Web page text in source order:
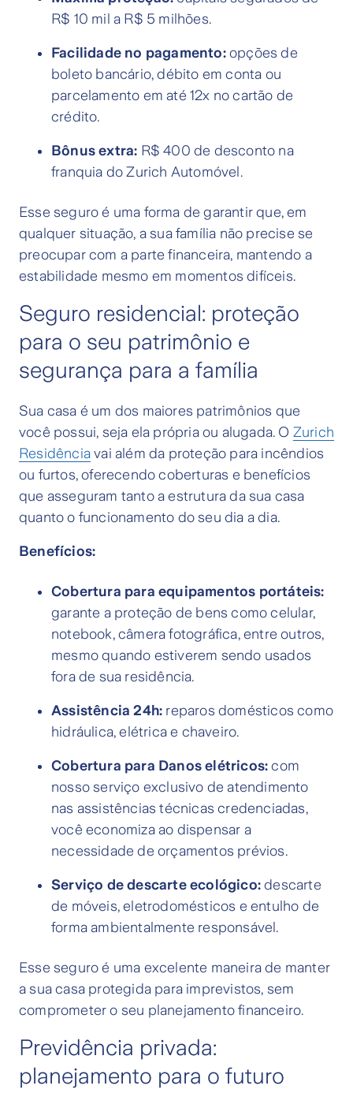
R$ 10 mil a R$ 5 milhões.
Facilidade no pagamento:opções de
boleto bancário, débito em conta ou
parcelamento em até 12x no cartão de
crédito.
Bônus extra: R$ 400 de desconto na
franquia do Zurich Automóvel.
Esse seguro é uma forma de garantir que, em
qualquer situação, a sua família não precise se
preocupar com a parte financeira, mantendo a
estabilidade mesmo em momentos difíceis.
Seguro residencial: proteção
para o seu patrimônio e
segurança para a família
Sua casa é um dos maiores patrimônios que
você possui, seja ela própria ou alugada. O Zurich
Residência vai além da proteção para incêndios
ou furtos, oferecendo coberturas e benefícios
que asseguram tanto a estrutura da sua casa
quanto o funcionamento do seu dia a dia.
Benefícios:
Cobertura para equipamentos portáteis:
garante a proteção de bens como celular,
notebook, câmera fotográfica, entre outros,
mesmo quando estiverem sendo usados
fora de sua residência.
Assistência 24h: reparos domésticos como
hidráulica, elétrica e chaveiro.
Cobertura para Danos elétricos: com
nosso serviço exclusivo de atendimento
nas assistências técnicas credenciadas,
você economiza ao dispensar a
necessidade de orçamentos prévios.
Serviço de descarte ecológico: descarte
de móveis, eletrodomésticos e entulho de
forma ambientalmente responsável.
Esse seguro é uma excelente maneira de manter
a sua casa protegida para imprevistos, sem
comprometer o seu planejamento financeiro.
Previdência privada:
planejamento para o futuro